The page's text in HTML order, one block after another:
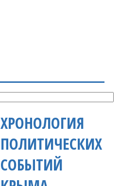
ХРОНОЛОГИЯ
ПОЛИТИЧЕСКИХ
СОБЫТИЙ